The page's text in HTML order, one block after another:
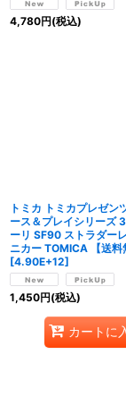
4,780円(税込)
トミカ トミカプレゼン
ース＆プレイシリーズ
ーリ SF90 ストラダー
ニカー TOMICA 【送料
[4.90E+12]
1,450円(税込)
カートに